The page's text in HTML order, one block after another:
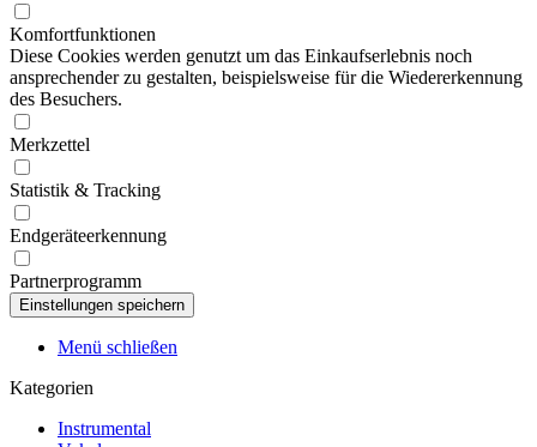
Komfortfunktionen
Diese Cookies werden genutzt um das Einkaufserlebnis noch
ansprechender zu gestalten, beispielsweise für die Wiedererkennung
des Besuchers.
Merkzettel
Statistik & Tracking
Endgeräteerkennung
Partnerprogramm
Menü schließen
Kategorien
Instrumental